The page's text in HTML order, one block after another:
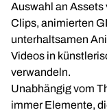
Auswahl an Assets
Clips, animierten
unterhaltsamen
Videos in
verwandeln.
Unabhängig vom
immer Elemente,